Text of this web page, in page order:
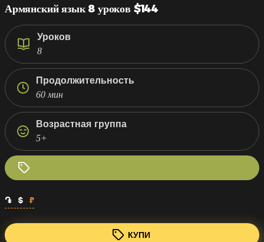
Армянский язык 8 уроков $144
Уроков
8
Продолжительность
60 мин
Возрастная группа
5+
֏ $ ₽
КУПИ